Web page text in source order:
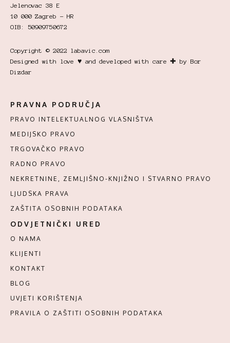
Jelenovac 38 E
10 000 Zagreb - HR
OIB: 50909750672
Copyright © 2022 labavic.com
Designed with love ♥ and developed with care ✚ by Bor
Dizdar
PRAVNA PODRUČJA
PRAVO INTELEKTUALNOG VLASNIŠTVA
MEDIJSKO PRAVO
TRGOVAČKO PRAVO
RADNO PRAVO
NEKRETNINE, ZEMLJIŠNO-KNJIŽNO I STVARNO PRAVO
LJUDSKA PRAVA
ZAŠTITA OSOBNIH PODATAKA
ODVJETNIČKI URED
O NAMA
KLIJENTI
KONTAKT
BLOG
UVJETI KORIŠTENJA
PRAVILA O ZAŠTITI OSOBNIH PODATAKA